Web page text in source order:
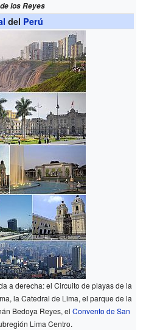
los Reyes
del Perú
a derecha: el Circuito de playas de la
la Catedral de Lima, el parque de la
Bedoya Reyes, el Convento de San
Lima Centro.